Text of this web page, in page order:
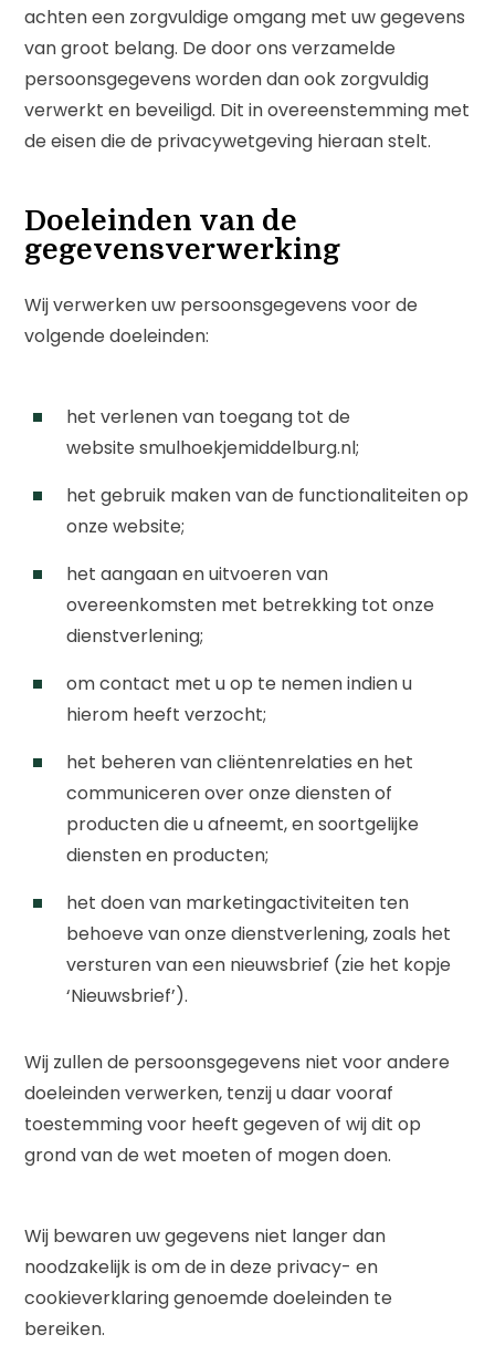
achten een zorgvuldige omgang met uw gegevens
van groot belang. De door ons verzamelde
persoonsgegevens worden dan ook zorgvuldig
verwerkt en beveiligd. Dit in overeenstemming met
de eisen die de privacywetgeving hieraan stelt.
Doeleinden van de
gegevensverwerking
Wij verwerken uw persoonsgegevens voor de
volgende doeleinden:
het verlenen van toegang tot de
websitesmulhoekjemiddelburg.nl;
het gebruik maken van de functionaliteiten op
onze website;
het aangaan en uitvoeren van
overeenkomsten met betrekking tot onze
dienstverlening;
om contact met u op te nemen indien u
hierom heeft verzocht;
het beheren van cliëntenrelaties en het
communiceren over onze diensten of
producten die u afneemt, en soortgelijke
diensten en producten;
het doen van marketingactiviteiten ten
behoeve van onze dienstverlening, zoals het
versturen van een nieuwsbrief (zie het kopje
‘Nieuwsbrief’).
Wij zullen de persoonsgegevens niet voor andere
doeleinden verwerken, tenzij u daar vooraf
toestemming voor heeft gegeven of wij dit op
grond van de wet moeten of mogen doen.
Wij bewaren uw gegevens niet langer dan
noodzakelijk is om de in deze privacy- en
cookieverklaring genoemde doeleinden te
bereiken.